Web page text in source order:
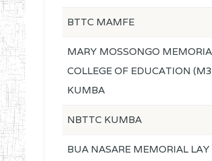
BTTC MAMFE
MARY MOSSONGO
COLLEGE OF EDUCATION
KUMBA
NBTTC KUMBA
BUA NASARE MEMORIAL